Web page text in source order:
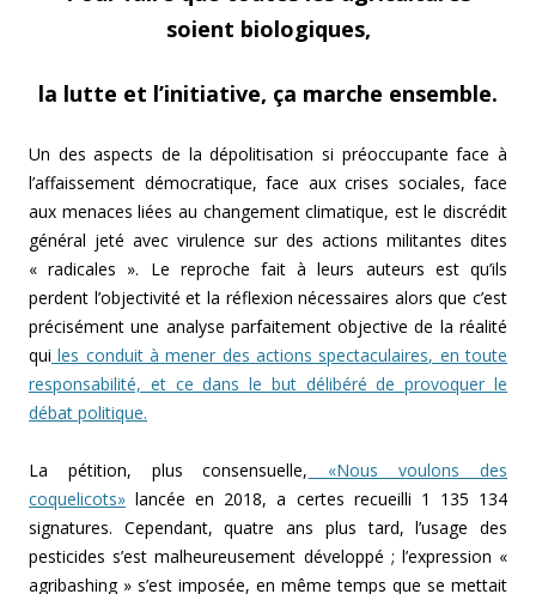
soient biologiques,
la lutte et l’initiative, ça marche ensemble.
Un des aspects de la dépolitisation si préoccupante face à
l’affaissement démocratique, face aux crises sociales, face
aux menaces liées au changement climatique, est le discrédit
général jeté avec virulence sur des actions militantes dites
« radicales ». Le reproche fait à leurs auteurs est qu’ils
perdent l’objectivité et la réflexion nécessaires alors que c’est
précisément une analyse parfaitement objective de la réalité
qui les conduit à mener des actions spectaculaires, en toute
responsabilité, et ce dans le but délibéré de provoquer le
débat politique.
La pétition, plus consensuelle, «Nous voulons des
coquelicots» lancée en 2018, a certes recueilli 1 135 134
signatures. Cependant, quatre ans plus tard, l’usage des
pesticides s’est malheureusement développé ; l’expression «
agribashing » s’est imposée, en même temps que se mettait